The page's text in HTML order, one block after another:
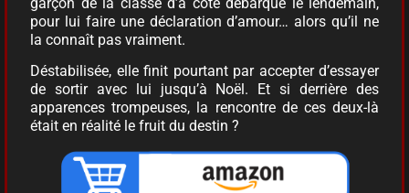
pour lui faire une déclaration d’amour… alors qu’il ne
la connaît pas vraiment.
Déstabilisée, elle finit pourtant par accepter d’essayer
de sortir avec lui jusqu’à Noël. Et si derrière des
apparences trompeuses, la rencontre de ces deux-là
était en réalité le fruit du destin ?